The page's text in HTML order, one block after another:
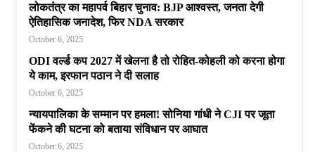
लोकतंत्र का महापर्व बिहार चुनाव: BJP आश्वस्त, जनता देगी
ऐतिहासिक जनादेश, फिर NDA सरकार
October 6, 2025
ODI वर्ल्ड कप 2027 में खेलना है तो रोहित-कोहली को करना होगा
ये काम, इरफान पठान ने दी सलाह
October 6, 2025
न्यायपालिका के सम्मान पर हमला! सोनिया गांधी ने CJI पर जूता
फेंकने की घटना को बताया संविधान पर आघात
October 6, 2025